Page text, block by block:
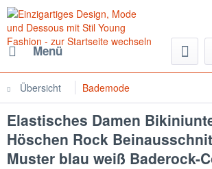
Menü
Übersicht Bademode
Elastisches Damen
Höschen Rock
Muster blau weiß Baderock-